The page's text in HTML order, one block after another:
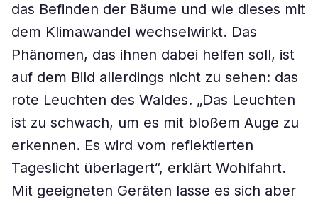
das Befinden der Bäume und wie dieses mit
dem Klimawandel wechselwirkt. Das
Phänomen, das ihnen dabei helfen soll, ist
auf dem Bild allerdings nicht zu sehen: das
rote Leuchten des Waldes. „Das Leuchten
ist zu schwach, um es mit bloßem Auge zu
erkennen. Es wird vom reflektierten
Tageslicht überlagert“, erklärt Wohlfahrt.
Mit geeigneten Geräten lasse es sich aber